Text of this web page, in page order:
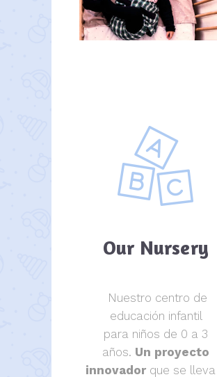
Our Nursery
Nuestro centro de
educación infantil
para niños de 0 a 3
años. Un proyecto
innovador que se